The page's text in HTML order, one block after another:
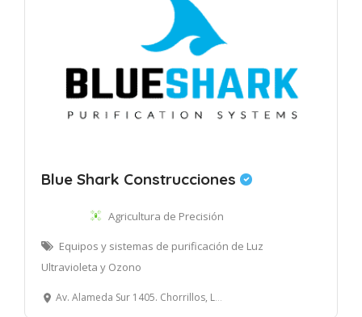
Blue Shark Construcciones
Agricultura de Precisión
Equipos y sistemas de purificación de Luz
Ultravioleta y Ozono
Av. Alameda Sur 1405. Chorrillos, Lima.